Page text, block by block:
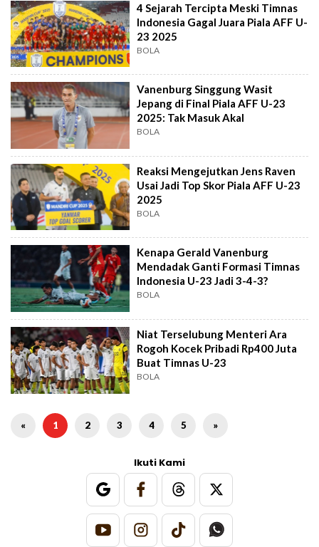
4 Sejarah Tercipta Meski Timnas
Indonesia Gagal Juara Piala AFF U-
23 2025
BOLA
Vanenburg Singgung Wasit
Jepang di Final Piala AFF U-23
2025: Tak Masuk Akal
BOLA
Reaksi Mengejutkan Jens Raven
Usai Jadi Top Skor Piala AFF U-23
2025
BOLA
Kenapa Gerald Vanenburg
Mendadak Ganti Formasi Timnas
Indonesia U-23 Jadi 3-4-3?
BOLA
Niat Terselubung Menteri Ara
Rogoh Kocek Pribadi Rp400 Juta
Buat Timnas U-23
BOLA
« 1 2 3 4 5 »
Ikuti Kami